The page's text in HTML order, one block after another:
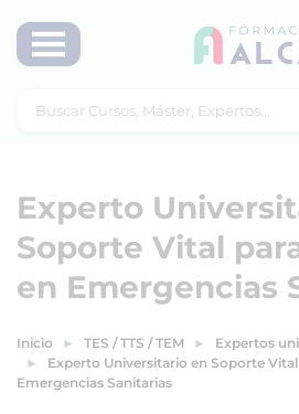
Experto
Soporte Vital
en Emergencias
Inicio TES / TTS / TEM
Expertos
Experto Universitario en Soporte Vital
Emergencias Sanitarias